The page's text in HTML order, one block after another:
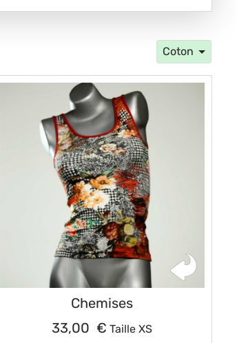
Coton
Chemises
33,00 € Taille XS